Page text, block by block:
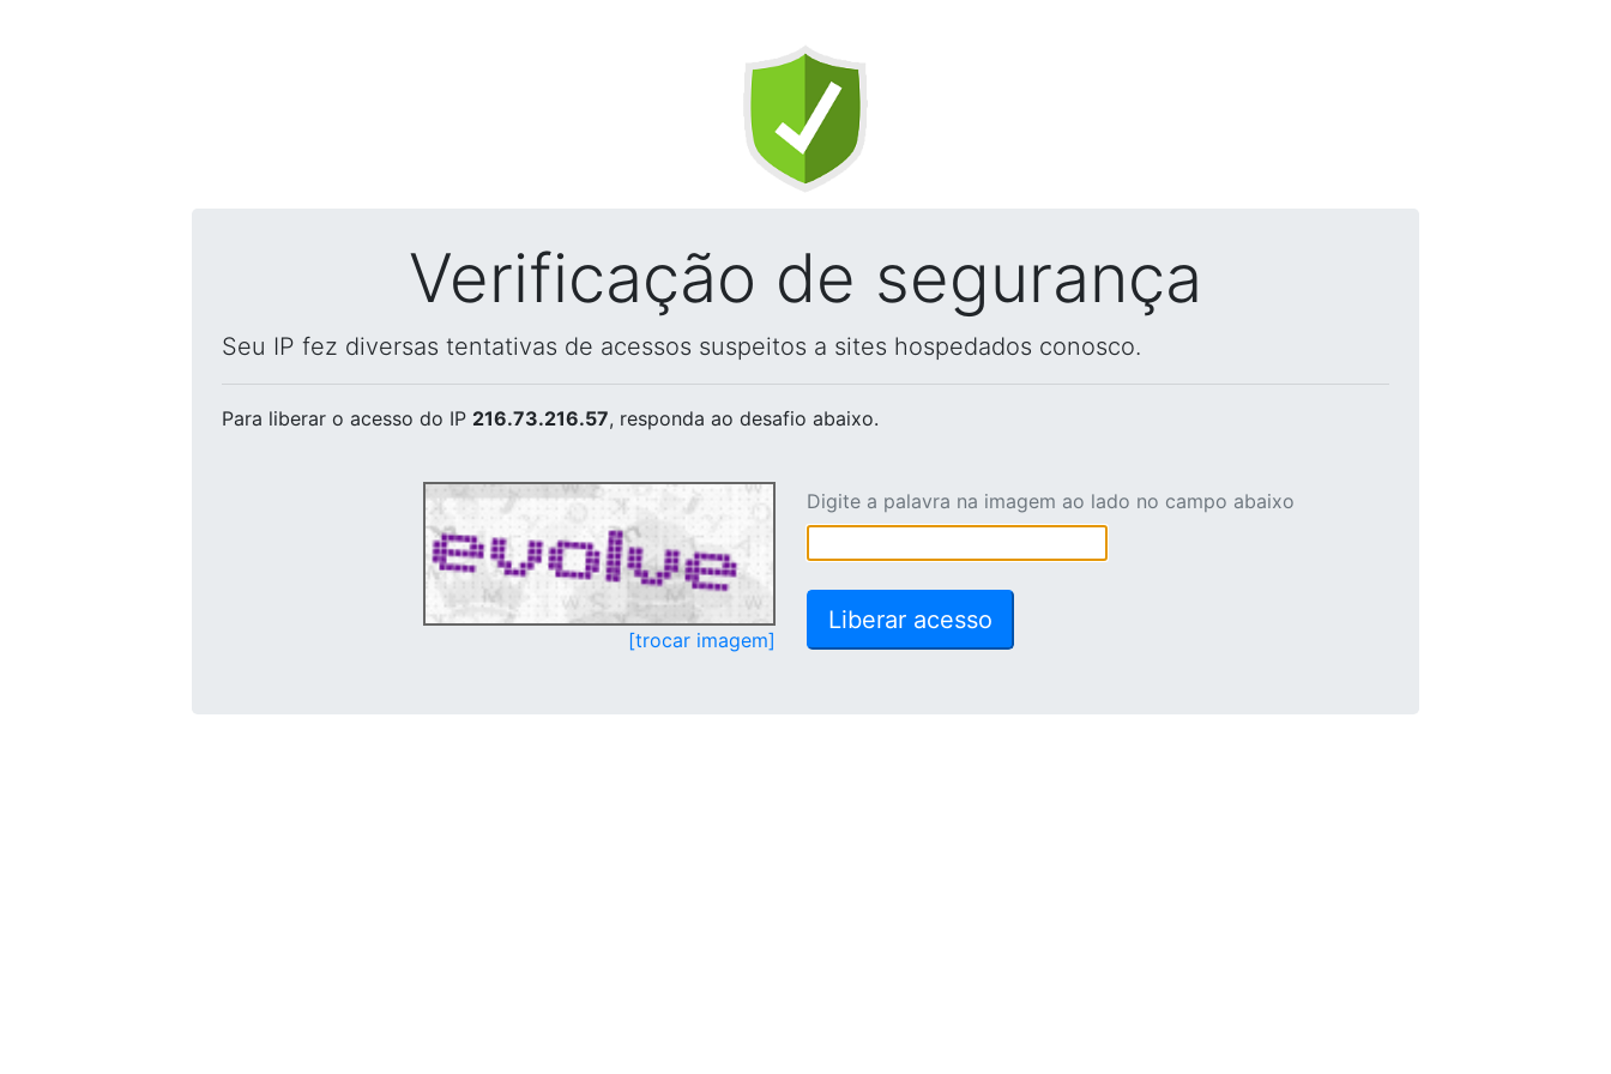
Verificação de segurança
Seu IP fez diversas tentativas de acessos suspeitos a sites hospedados conosco.
Para liberar o acesso do IP 216.73.216.57, responda ao desafio abaixo.
[trocar imagem]
Digite a palavra na imagem ao lado no campo abaixo